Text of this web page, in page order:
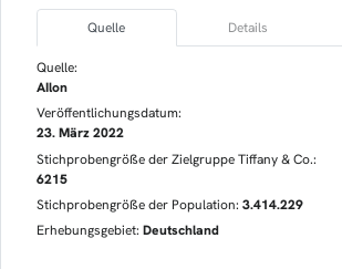
Quelle Details
Quelle:
AIlon
Veröffentlichungsdatum:
23. März 2022
Stichprobengröße der Zielgruppe Tiffany & Co.:
6215
Stichprobengröße der Population: 3.414.229
Erhebungsgebiet: Deutschland